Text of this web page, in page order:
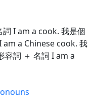
詞 I am a cook. 我是個
am a Chinese cook. 我
容詞 ＋ 名詞 I am a